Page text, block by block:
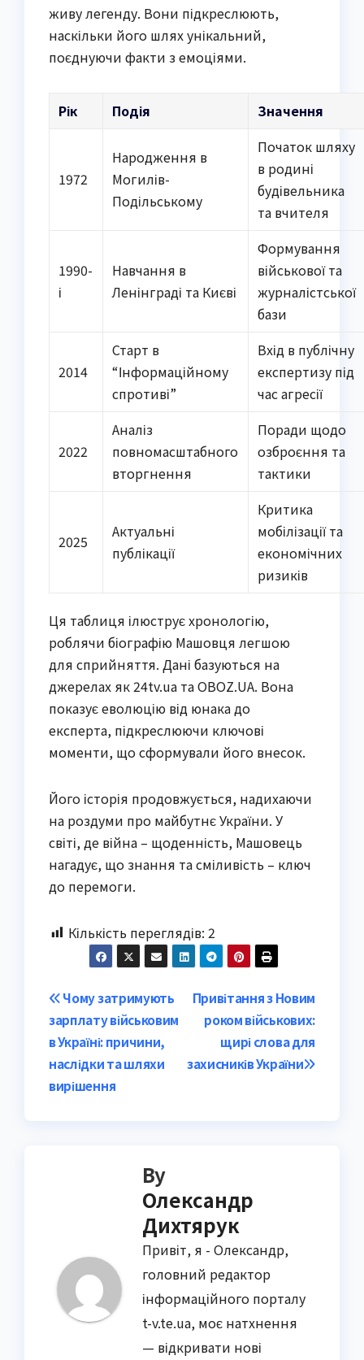
живу легенду. Вони підкреслюють,
наскільки його шлях унікальний,
поєднуючи факти з емоціями.
Рік Подія Значення
1972
Народження в
Могилів-
Подільському
Початок шляху
в родині
будівельника
та вчителя
1990-
і
Навчання в
Ленінграді та Києві
Формування
військової та
журналістської
бази
2014
Старт в
“Інформаційному
спротиві”
Вхід в публічну
експертизу під
час агресії
2022
Аналіз
повномасштабного
вторгнення
Поради щодо
озброєння та
тактики
2025
Актуальні
публікації
Критика
мобілізації та
економічних
ризиків
Ця таблиця ілюструє хронологію,
роблячи біографію Машовця легшою
для сприйняття. Дані базуються на
джерелах як 24tv.ua та OBOZ.UA. Вона
показує еволюцію від юнака до
експерта, підкреслюючи ключові
моменти, що сформували його внесок.
Його історія продовжується, надихаючи
на роздуми про майбутнє України. У
світі, де війна – щоденність, Машовець
нагадує, що знання та сміливість – ключ
до перемоги.
Кількість переглядів: 2
Post
navigation
Привітання з Новим
роком військових:
щирі слова для
захисників України
Чому затримують
зарплату військовим
в Україні: причини,
наслідки та шляхи
вирішення
By
Олександр
Дихтярук
Привіт, я - Олександр,
головний редактор
інформаційного порталу
t-v.te.ua, моє натхнення
— відкривати нові